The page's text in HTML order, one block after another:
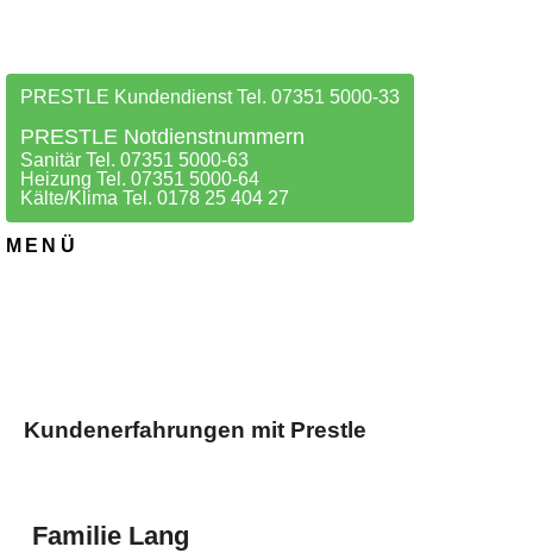
PRESTLE Kundendienst Tel. 07351 5000-33
PRESTLE Notdienstnummern
Sanitär Tel. 07351 5000-63
Heizung Tel. 07351 5000-64
Kälte/Klima Tel. 0178 25 404 27
MENÜ
Kundenerfahrungen mit Prestle
Familie Lang